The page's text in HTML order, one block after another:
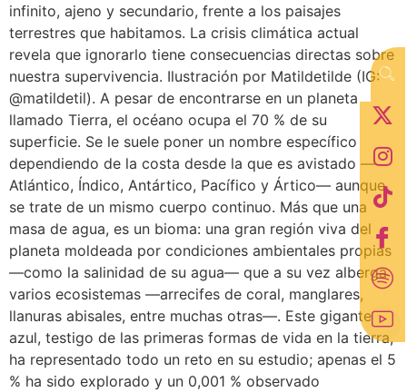
infinito, ajeno y secundario, frente a los paisajes
terrestres que habitamos. La crisis climática actual
revela que ignorarlo tiene consecuencias directas sobre
nuestra supervivencia. Ilustración por Matildetilde (IG:
@matildetil). A pesar de encontrarse en un planeta
llamado Tierra, el océano ocupa el 70 % de su
superficie. Se le suele poner un nombre específico
dependiendo de la costa desde la que es avistado —
Atlántico, Índico, Antártico, Pacífico y Ártico— aunque
se trate de un mismo cuerpo continuo. Más que una
masa de agua, es un bioma: una gran región viva del
planeta moldeada por condiciones ambientales propias
—como la salinidad de su agua— que a su vez alberga
varios ecosistemas —arrecifes de coral, manglares,
llanuras abisales, entre muchas otras—. Este gigante
azul, testigo de las primeras formas de vida en la tierra,
ha representado todo un reto en su estudio; apenas el 5
% ha sido explorado y un 0,001 % observado